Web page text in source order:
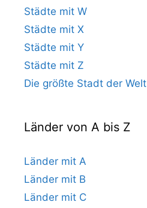
Städte mit W
Städte mit X
Städte mit Y
Städte mit Z
Die größte Stadt der Welt
Länder von A bis Z
Länder mit A
Länder mit B
Länder mit C